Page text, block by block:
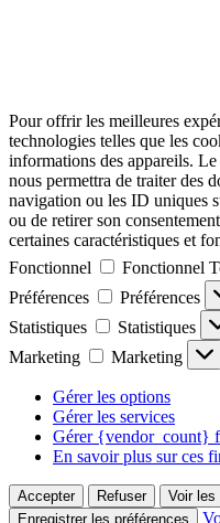
Pour offrir les meilleures
technologies telles que les
informations des appareils.
nous permettra de traiter des
navigation ou les ID uniques
ou de retirer son
certaines caractéristiques et
Fonctionnel
Fonctionnel
Préférences
Préférences
Statistiques
Statistiques
Marketing
Marketing
Gérer les options
Gérer les services
Gérer {vendor_count}
En savoir plus sur ces
Accepter Refuser
Voir les
Enregistrer les préférences